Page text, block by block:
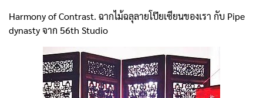
Harmony of Contrast. ฉากไม้ฉลุลายโป๊ยเซียนของเรา กับ Pipe
dynasty จาก 56th Studio